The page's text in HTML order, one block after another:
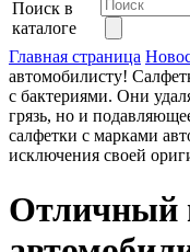
Поиск в
каталоге
Главная страница
автомобилисту!
с бактериями. Они
грязь, но и
салфетки с марками
исключения своей
Отличный